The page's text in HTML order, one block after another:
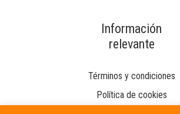
Información
relevante
Términos y condiciones
Política de cookies